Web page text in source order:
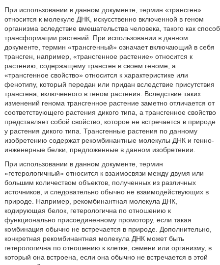
При использовании в данном документе, термин «трансген»
относится к молекуле ДНК, искусственно включенной в геном
организма вследствие вмешательства человека, такого как способ
трансформации растений. При использовании в данном
документе, термин «трансгенный» означает включающий в себя
трансген, например, «трансгенное растение» относится к
растению, содержащему трансген в своем геноме, а
«трансгенное свойство» относится к характеристике или
фенотипу, который передан или придан вследствие присутствия
трансгена, включенного в геном растения. Вследствие таких
изменений генома трансгенное растение заметно отличается от
соответствующего растения дикого типа, а трансгенное свойство
представляет собой свойство, которое не встречается в природе
у растения дикого типа. Трансгенные растения по данному
изобретению содержат рекомбинантные молекулы ДНК и генно-
инженерные белки, предложенные в данном изобретении.
При использовании в данном документе, термин
«гетерологичный» относится к взаимосвязи между двумя или
большим количеством объектов, полученных из различных
источников, и следовательно обычно не взаимодействующих в
природе. Например, рекомбинантная молекула ДНК,
кодирующая белок, гетерологична по отношению к
функционально присоединенному промотору, если такая
комбинация обычно не встречается в природе. Дополнительно,
конкретная рекомбинантная молекула ДНК может быть
гетерологична по отношению к клетке, семени или организму, в
который она встроена, если она обычно не встречается в этой